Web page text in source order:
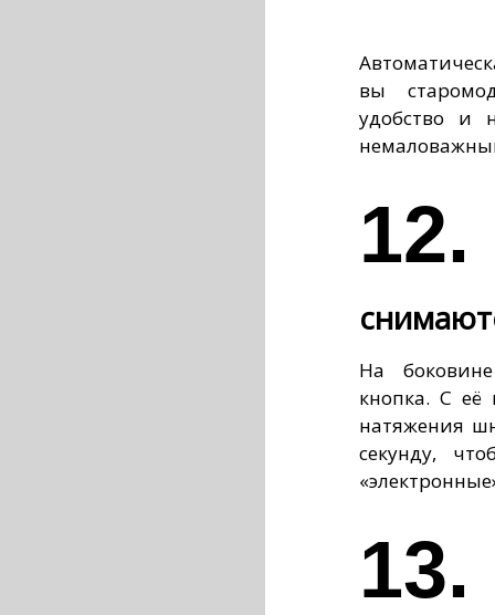
вы
удобство и
12.
На
кнопка. С
натяжения
секунду,